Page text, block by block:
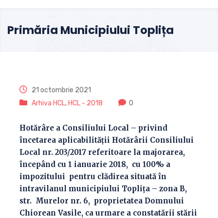
Primăria Municipiului Toplița
21 octombrie 2021
Arhiva HCL, HCL - 2018 0
Hotărâre a Consiliului Local – privind
încetarea aplicabilității Hotărârii Consiliului
Local nr. 203/2017 referitoare la majorarea,
începând cu 1 ianuarie 2018, cu 100% a
impozitului pentru clădirea situată în
intravilanul municipiului Topliţa – zona B,
str. Murelor nr. 6, proprietatea Domnului
Chiorean Vasile, ca urmare a constatării stării